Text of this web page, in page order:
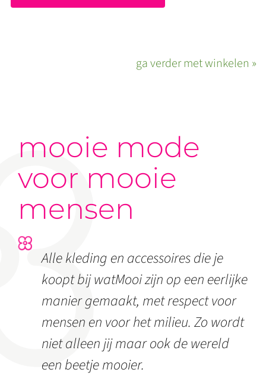
ga verder met winkelen »
mooie mode
voor mooie
mensen
Alle kleding en accessoires die je
koopt bij watMooi zijn op een eerlijke
manier gemaakt, met respect voor
mensen en voor het milieu. Zo wordt
niet alleen jij maar ook de wereld
een beetje mooier.